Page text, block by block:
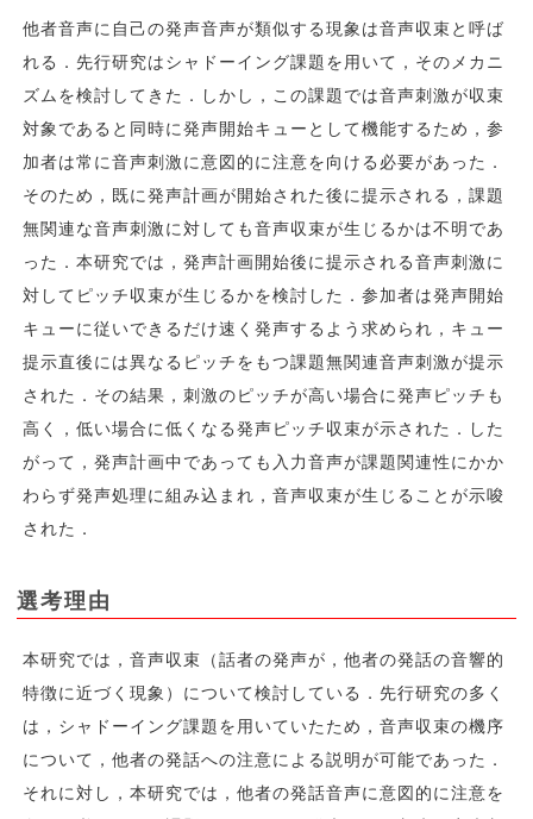
他者音声に自己の発声音声が類似する現象は音声収束と呼ば
れる．先行研究はシャドーイング課題を用いて，そのメカニ
ズムを検討してきた．しかし，この課題では音声刺激が収束
対象であると同時に発声開始キューとして機能するため，参
加者は常に音声刺激に意図的に注意を向ける必要があった．
そのため，既に発声計画が開始された後に提示される，課題
無関連な音声刺激に対しても音声収束が生じるかは不明であ
った．本研究では，発声計画開始後に提示される音声刺激に
対してピッチ収束が生じるかを検討した．参加者は発声開始
キューに従いできるだけ速く発声するよう求められ，キュー
提示直後には異なるピッチをもつ課題無関連音声刺激が提示
された．その結果，刺激のピッチが高い場合に発声ピッチも
高く，低い場合に低くなる発声ピッチ収束が示された．した
がって，発声計画中であっても入力音声が課題関連性にかか
わらず発声処理に組み込まれ，音声収束が生じることが示唆
された．
選考理由
本研究では，音声収束（話者の発声が，他者の発話の音響的
特徴に近づく現象）について検討している．先行研究の多く
は，シャドーイング課題を用いていたため，音声収束の機序
について，他者の発話への注意による説明が可能であった．
それに対し，本研究では，他者の発話音声に意図的に注意を